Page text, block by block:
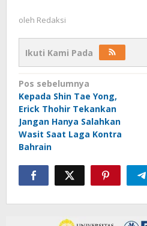
oleh Redaksi
Ikuti Kami Pada
Navigasi
pos
Pos sebelumnya
Kepada Shin Tae Yong,
Erick Thohir Tekankan
Jangan Hanya Salahkan
Wasit Saat Laga Kontra
Bahrain